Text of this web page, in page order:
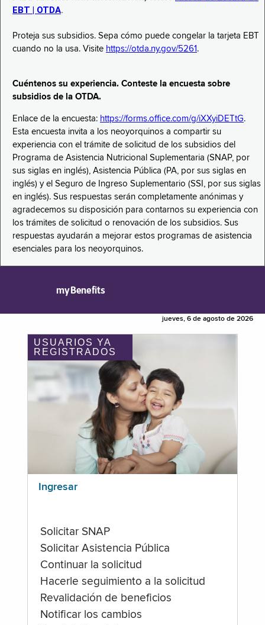
EBT | OTDA.
Proteja sus subsidios. Sepa cómo puede congelar la tarjeta EBT
cuando no la usa. Visite https://otda.ny.gov/5261 .
Cuéntenos su experiencia. Conteste la encuesta sobre
subsidios de la OTDA.
Enlace de la encuesta: https://forms.office.com/g/iXXyiDETtG.
Esta encuesta invita a los neoyorquinos a compartir su
experiencia con el trámite de solicitud de los subsidios del
Programa de Asistencia Nutricional Suplementaria (SNAP, por
sus siglas en inglés), Asistencia Pública (PA, por sus siglas en
inglés) y el Seguro de Ingreso Suplementario (SSI, por sus siglas
en inglés). Sus respuestas serán completamente anónimas y
agradecemos su disposición para contarnos su experiencia con
los trámites de solicitud o renovación de los subsidios. Sus
respuestas ayudarán a mejorar estos programas de asistencia
esenciales para los neoyorquinos.
myBenefits
jueves, 6 de agosto de 2026
USUARIOS YA
REGISTRADOS
Ingresar
Solicitar SNAP
Solicitar Asistencia Pública
Continuar la solicitud
Hacerle seguimiento a la solicitud
Revalidación de beneficios
Notificar los cambios